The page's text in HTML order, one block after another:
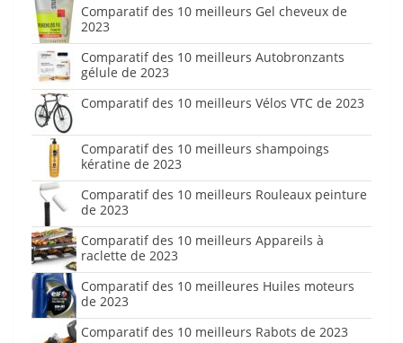
Comparatif des 10 meilleurs Gel cheveux de
2023
Comparatif des 10 meilleurs Autobronzants
gélule de 2023
Comparatif des 10 meilleurs Vélos VTC de 2023
Comparatif des 10 meilleurs shampoings
kératine de 2023
Comparatif des 10 meilleurs Rouleaux peinture
de 2023
Comparatif des 10 meilleurs Appareils à
raclette de 2023
Comparatif des 10 meilleures Huiles moteurs
de 2023
Comparatif des 10 meilleurs Rabots de 2023